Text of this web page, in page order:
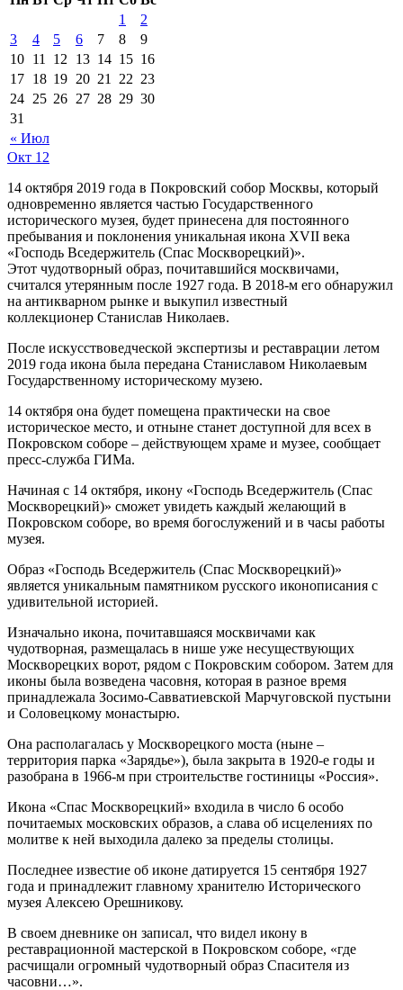
« Июл
1
2
3
4 5 6 7 8
9
10 11 12 13 14 15 16
17 18 19 20 21 22 23
24 25 26 27 28 29 30
31
Окт 12
14 октября 2019 года в Покровский собор Москвы, который
одновременно является частью Государственного
исторического музея, будет принесена для постоянного
пребывания и поклонения уникальная икона XVII века
«Господь Вседержитель (Спас Москворецкий)».
Этот чудотворный образ, почитавшийся москвичами,
считался утерянным после 1927 года. В 2018-м его обнаружил
на антикварном рынке и выкупил известный
коллекционер Станислав Николаев.
После искусствоведческой экспертизы и реставрации летом
2019 года икона была передана Станиславом Николаевым
Государственному историческому музею.
14 октября она будет помещена практически на свое
историческое место, и отныне станет доступной для всех в
Покровском соборе – действующем храме и музее, сообщает
пресс-служба ГИМа.
Начиная с 14 октября, икону «Господь Вседержитель (Спас
Москворецкий)» сможет увидеть каждый желающий в
Покровском соборе, во время богослужений и в часы работы
музея.
Образ «Господь Вседержитель (Спас Москворецкий)»
является уникальным памятником русского иконописания с
удивительной историей.
Изначально икона, почитавшаяся москвичами как
чудотворная, размещалась в нише уже несуществующих
Москворецких ворот, рядом с Покровским собором. Затем для
иконы была возведена часовня, которая в разное время
принадлежала Зосимо-Савватиевской Марчуговской пустыни
и Соловецкому монастырю.
Она располагалась у Москворецкого моста (ныне –
территория парка «Зарядье»), была закрыта в 1920-е годы и
разобрана в 1966-м при строительстве гостиницы «Россия».
Икона «Спас Москворецкий» входила в число 6 особо
почитаемых московских образов, а слава об исцелениях по
молитве к ней выходила далеко за пределы столицы.
Последнее известие об иконе датируется 15 сентября 1927
года и принадлежит главному хранителю Исторического
музея Алексею Орешникову.
В своем дневнике он записал, что видел икону в
реставрационной мастерской в Покровском соборе, «где
расчищали огромный чудотворный образ Спасителя из
часовни…».